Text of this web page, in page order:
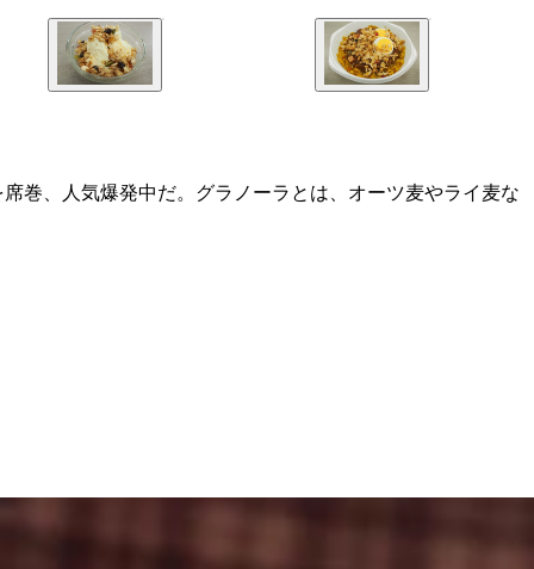
巻、人気爆発中だ。グラノーラとは、オーツ麦やライ麦な